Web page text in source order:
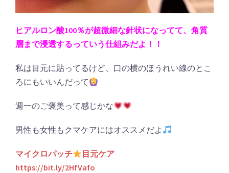
ヒアルロン酸100％が超微細な針状になってて、角質
層まで浸透するっていう仕組みだよ！！
私は目元に貼ってるけど、口の横のほうれい線のとこ
ろにもいいんだって
週一のご褒美って感じかな
男性も女性もクマケアにはオススメだよ
マイクロパッチ
目元ケア
https://bit.ly/2HfVafo